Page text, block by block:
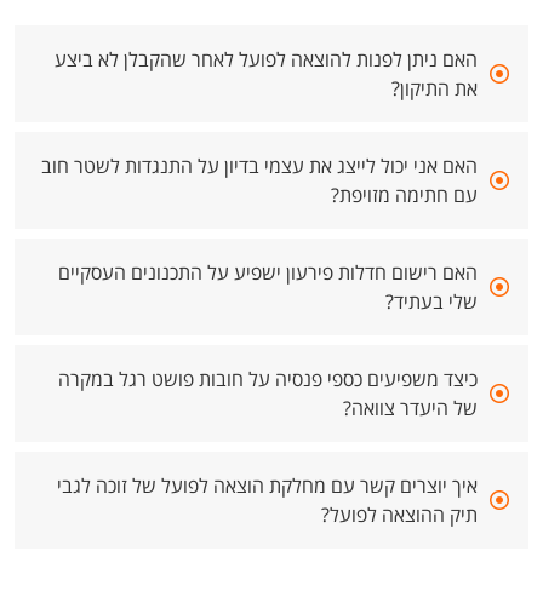
האם ניתן לפנות להוצאה לפועל לאחר שהקבלן לא ביצע
את התיקון?
האם אני יכול לייצג את עצמי בדיון על התנגדות לשטר חוב
עם חתימה מזויפת?
האם רישום חדלות פירעון ישפיע על התכנונים העסקיים
שלי בעתיד?
כיצד משפיעים כספי פנסיה על חובות פושט רגל במקרה
של היעדר צוואה?
איך יוצרים קשר עם מחלקת הוצאה לפועל של זוכה לגבי
תיק ההוצאה לפועל?